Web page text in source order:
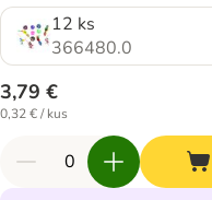
12 ks
366480.0
3,79 €
0,32 € / kus